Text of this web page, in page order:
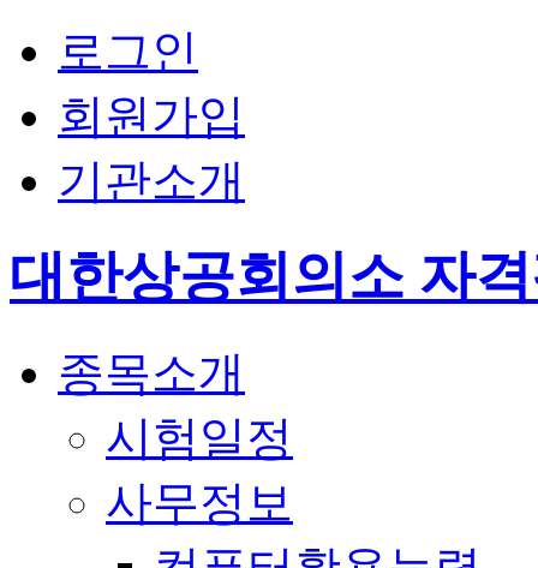
로그인
회원가입
기관소개
대한상공회의소 자
종목소개
시험일정
사무정보